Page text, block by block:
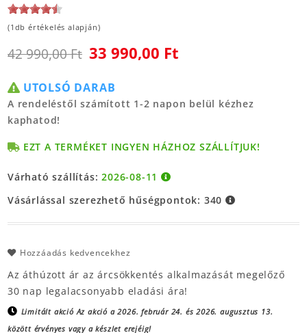
(1db értékelés alapján)
42 990,00 Ft 33 990,00 Ft
UTOLSÓ DARAB
A rendeléstől számított 1-2 napon belül kézhez
kaphatod!
EZT A TERMÉKET INGYEN HÁZHOZ SZÁLLÍTJUK!
Várható szállítás:2026-08-11
Vásárlással szerezhető hűségpontok: 340
Hozzáadás kedvencekhez
Az áthúzott ár az árcsökkentés alkalmazását megelőző
30 nap legalacsonyabb eladási ára!
Limitált akcióAz akció a 2026. február 24. és 2026. augusztus 13.
között érvényes vagy a készlet erejéig!